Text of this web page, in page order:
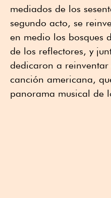
mediados de los
segundo acto, se
en medio los bosques
de los reflectores, y
dedicaron a
canción americana,
panorama musical de